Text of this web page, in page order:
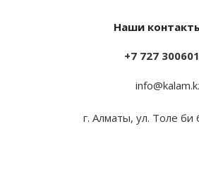
Наши
+7 727
г. Алматы, ул. Толе би